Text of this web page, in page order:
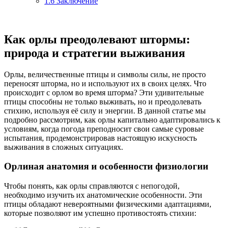
Как орлы преодолевают штормы:
природа и стратегии выживания
Орлы, величественные птицы и символы силы, не просто
переносят шторма, но и используют их в своих целях. Что
происходит с орлом во время шторма? Эти удивительные
птицы способны не только выживать, но и преодолевать
стихию, используя её силу и энергии. В данной статье мы
подробно рассмотрим, как орлы капитально адаптировались к
условиям, когда погода преподносит свои самые суровые
испытания, продемонстрировав настоящую искусность
выживания в сложных ситуациях.
Орлиная анатомия и особенности физиологии
Чтобы понять, как орлы справляются с непогодой,
необходимо изучить их анатомические особенности. Эти
птицы обладают невероятными физическими адаптациями,
которые позволяют им успешно противостоять стихии: